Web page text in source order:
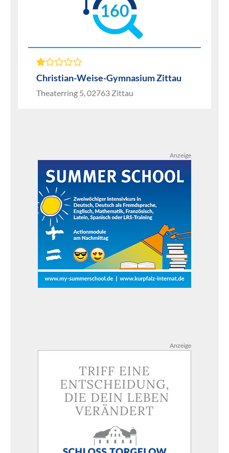
160
Christian-Weise-Gymnasium Zittau
Theaterring 5, 02763 Zittau
Anzeige
Anzeige